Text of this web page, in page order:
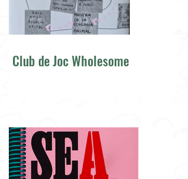
Club de Joc Wholesome